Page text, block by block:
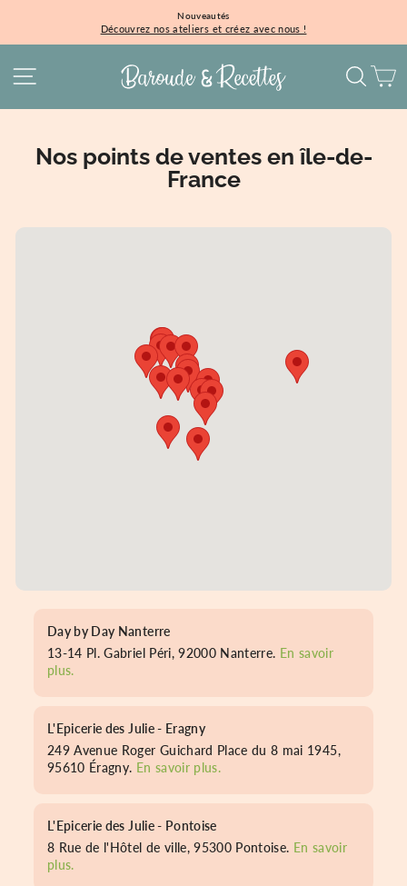
contenu
Diaporama
Nouveautés
Découvrez nos ateliers et créez avec nous !
NAVIGATION
Nos points de ventes en île-de-
France
Day by Day Nanterre
13-14 Pl. Gabriel Péri, 92000 Nanterre. En savoir
plus.
L'Epicerie des Julie - Eragny
249 Avenue Roger Guichard Place du 8 mai 1945,
95610 Éragny. En savoir plus.
L'Epicerie des Julie - Pontoise
8 Rue de l'Hôtel de ville, 95300 Pontoise. En savoir
plus.